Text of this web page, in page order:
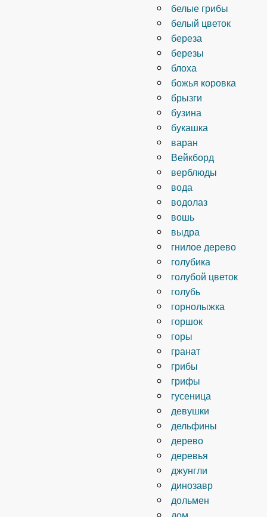
белые грибы
белый цветок
береза
березы
блоха
божья коровка
брызги
бузина
букашка
варан
Вейкборд
верблюды
вода
водолаз
вошь
выдра
гнилое дерево
голубика
голубой цветок
голубь
горнолыжка
горшок
горы
гранат
грибы
грифы
гусеница
девушки
дельфины
дерево
деревья
джунгли
динозавр
дольмен
дом